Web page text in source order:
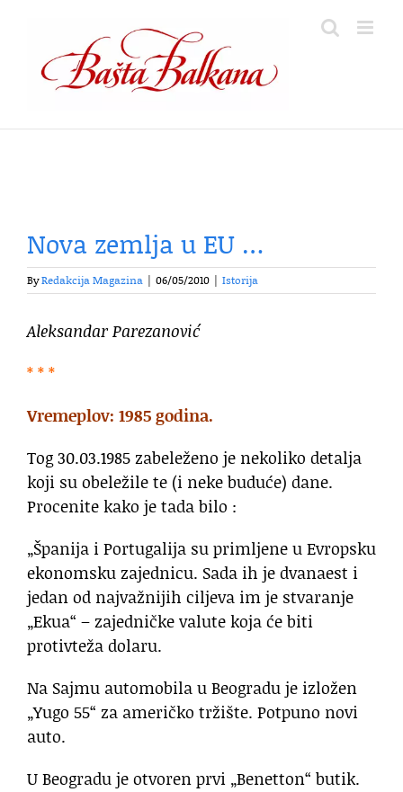
content
Nova zemlja u EU …
ByRedakcija Magazina 06/05/2010 Istorija
Aleksandar Parezanović
* * *
Vremeplov: 1985 godina.
Tog 30.03.1985 zabeleženo je nekoliko detalja
koji su obeležile te (i neke buduće) dane.
Procenite kako je tada bilo :
„Španija i Portugalija su primljene u Evropsku
ekonomsku zajednicu. Sada ih je dvanaest i
jedan od najvažnijih ciljeva im je stvaranje
„Ekua“ – zajedničke valute koja će biti
protivteža dolaru.
Na Sajmu automobila u Beogradu je izložen
„Yugo 55“ za američko tržište. Potpuno novi
auto.
U Beogradu je otvoren prvi „Benetton“ butik.